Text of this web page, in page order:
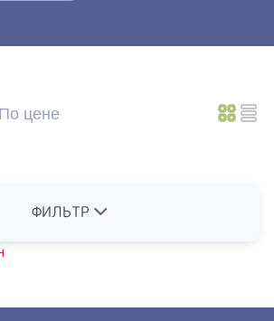
По цене
ФИЛЬТР